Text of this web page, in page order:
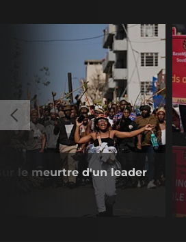
le meurtre d'un leader